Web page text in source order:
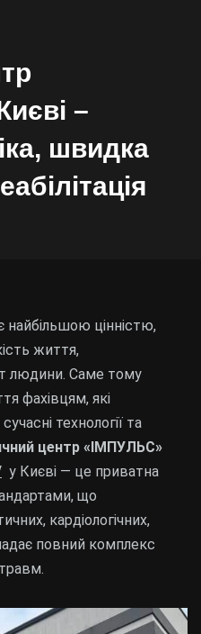
–
швидка
найбільшою цінністю,
життя,
людини. Саме тому
фахівцям, які
технології та
центр «ІМПУЛЬС»
у Києві — це приватна
що
кардіологічних,
повний комплекс
травм.